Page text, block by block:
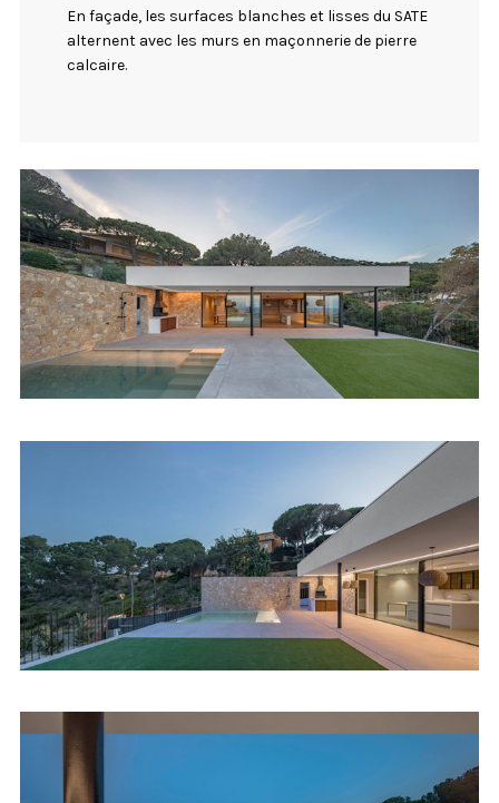
En façade, les surfaces blanches et lisses du SATE
alternent avec les murs en maçonnerie de pierre
calcaire.